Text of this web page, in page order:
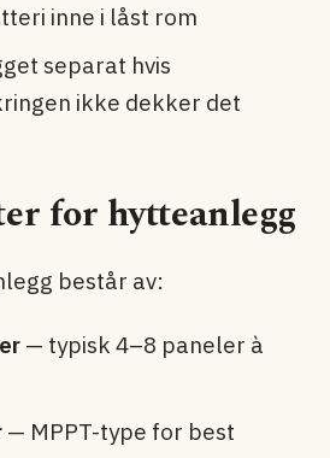
inne i låst rom
separat hvis
ikke dekker det
for hytteanlegg
består av:
— typisk 4–8 paneler à
— MPPT-type for best